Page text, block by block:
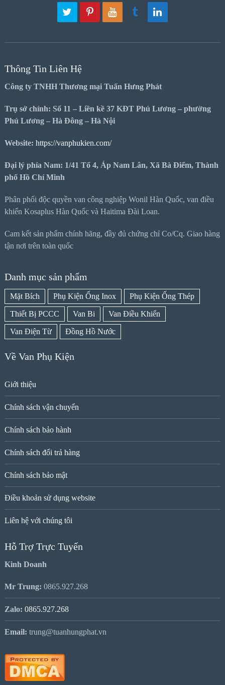
Thông Tin Liên Hệ
Công ty TNHH Thương mại Tuấn Hưng Phát
Trụ sở chính: Số 11 – Liền kề 37 KĐT Phú Lương – phường
Phú Lương – Hà Đông – Hà Nội
Website: https://vanphukien.com/
Đại lý phía Nam: 1/41 Tổ 4, Áp Nam Lân, Xã Bà Điểm, Thành
phố Hồ Chí Minh
Phân phối độc quyền van công nghiệp Wonil Hàn Quốc, van điều
khiển Kosaplus Hàn Quốc và Haitima Đài Loan.
Cam kết sản phẩm chính hãng, đầy đủ chứng chỉ Co/Cq. Giao hàng
tận nơi trên toàn quốc
Danh mục sản phẩm
Mặt Bích Phụ Kiện Ống Inox Phụ Kiện Ống Thép
Thiết Bị PCCC Van Bi Van Điều Khiển
Van Điện Từ Đồng Hồ Nước
Về Van Phụ Kiện
Giới thiệu
Chính sách vận chuyển
Chính sách bảo hành
Chính sách đổi trả hàng
Chính sách bảo mật
Điều khoản sử dụng website
Liên hệ với chúng tôi
Hỗ Trợ Trực Tuyến
Kinh Doanh
Mr Trung: 0865.927.268
Zalo: 0865.927.268
Email: trung@tuanhungphat.vn